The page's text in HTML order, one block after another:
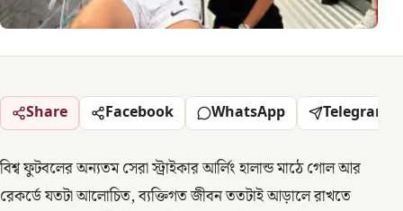
Share Facebook WhatsApp Telegram
বিশ্ব ফুটবলের অন্যতম সেরা স্ট্রাইকার আর্লিং হালান্ড মাঠে গোল আর
রেকর্ডে যতটা আলোচিত, ব্যক্তিগত জীবন ততটাই আড়ালে রাখতে